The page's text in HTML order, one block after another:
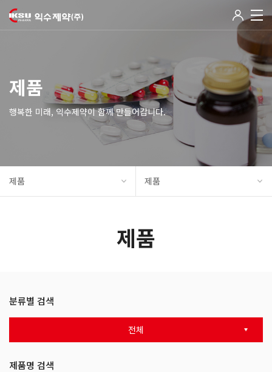
제품
행복한 미래, 익수제약이 함께 만들어갑니다.
제품 제품
제품
분류별 검색
전체
제품명 검색